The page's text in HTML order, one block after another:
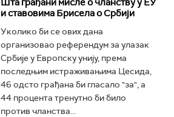
Шта грађани мисле о чланству у ЕУ
и ставовима Брисела о Србији
Уколико би се ових дана
организовао референдум за улазак
Србије у Европску унију, према
последњим истраживањима Цесида,
46 одсто грађана би гласало "за", а
44 процента тренутно би било
против чланства...